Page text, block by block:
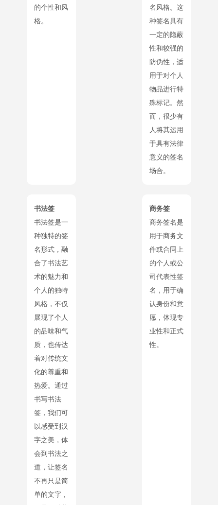
的个性和风
格。
名风格。这
种签名具有
一定的隐蔽
性和较强的
防伪性，适
用于对个人
物品进行特
殊标记。然
而，很少有
人将其运用
于具有法律
意义的签名
场合。
书法签
书法签是一
种独特的签
名形式，融
合了书法艺
术的魅力和
个人的独特
风格，不仅
展现了个人
的品味和气
质，也传达
着对传统文
化的尊重和
热爱。通过
书写书法
签，我们可
以感受到汉
字之美，体
会到书法之
道，让签名
不再只是简
单的文字，
商务签
商务签名是
用于商务文
件或合同上
的个人或公
司代表性签
名，用于确
认身份和意
愿，体现专
业性和正式
性。